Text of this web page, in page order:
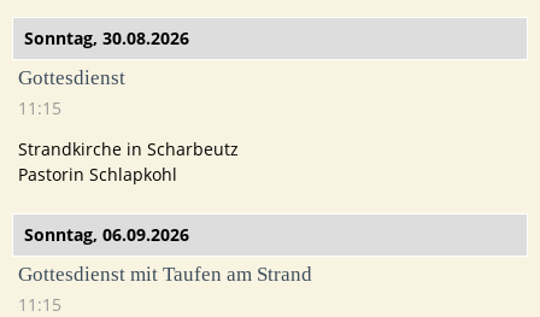
Sonntag, 30.08.2026
Gottesdienst
11:15
Strandkirche in Scharbeutz
Pastorin Schlapkohl
Sonntag, 06.09.2026
Gottesdienst mit Taufen am Strand
11:15